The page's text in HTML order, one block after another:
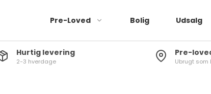
Pre-Loved
Jeans
Bolig Udsalg
Hurtig levering
2-3 hverdage
Pre-
Ubrugt som